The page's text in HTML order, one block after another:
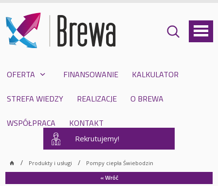
OFERTA FINANSOWANIE KALKULATOR
STREFA WIEDZY REALIZACJE O BREWA
WSPÓŁPRACA KONTAKT
Rekrutujemy!
Produkty i usługi Pompy ciepła Świebodzin
« Wróć